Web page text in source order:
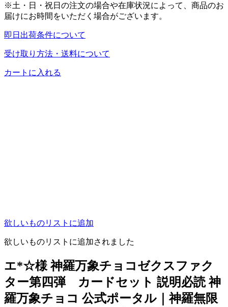
※土・日・祝日の注文の場合や在庫状況によって、商品のお
届けにお時間をいただく場合がございます。
即日出荷条件について
受け取り方法・送料について
カートに入れる
欲しいものリストに追加
欲しいものリストに追加されました
エ*☆様 神羅万象チョコゼクスファク
ター第四弾 カードセット 説明必読 神
羅万象チョコ 公式ポータル｜神羅無限